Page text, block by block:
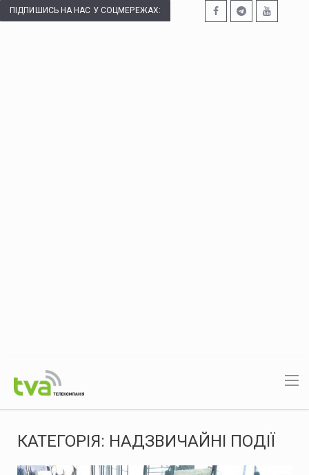
ПІДПИШИСЬ НА НАС У СОЦМЕРЕЖАХ:
КАТЕГОРІЯ: НАДЗВИЧАЙНІ ПОДІЇ